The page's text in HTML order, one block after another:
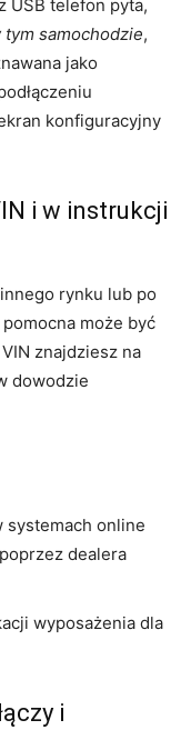
USB telefon pyta,
samochodzie,
jako
konfiguracyjny
i w instrukcji
rynku lub po
może być
znajdziesz na
dowodzie
systemach online
dealera
wyposażenia dla
i